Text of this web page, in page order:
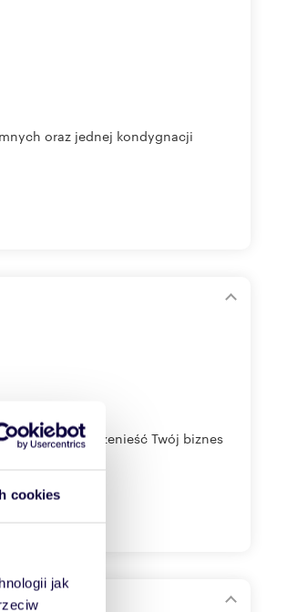
cookies
jak
oraz jednej kondygnacji
A może czas przenieść Twój biznes